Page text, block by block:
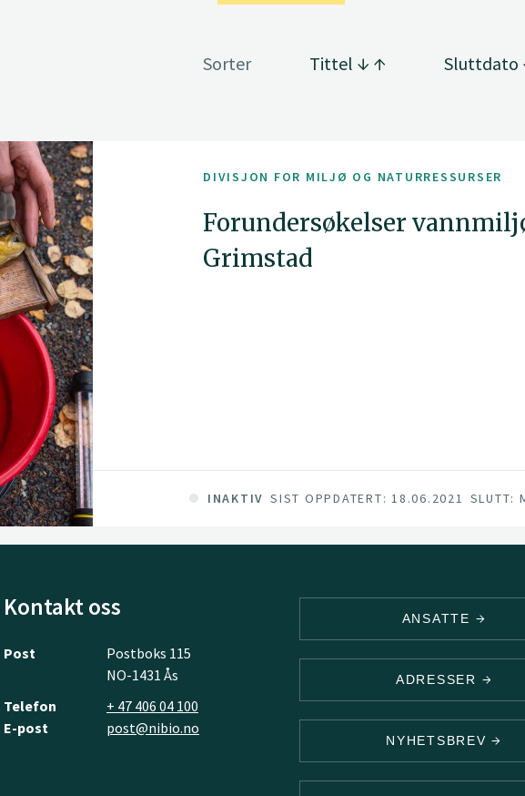
Sorter Tittel Sluttdato
DIVISJON FOR MILJØ OG NATURRESSURSER
Forundersøkelser
Grimstad
INAKTIV SIST OPPDATERT: 18.06.2021 SLUTT:
Kontakt oss
Post
Postboks 115
NO-1431 Ås
Telefon
+ 47 406 04 100
E-post
post@nibio.no
ANSATTE
ADRESSER
NYHETSBREV